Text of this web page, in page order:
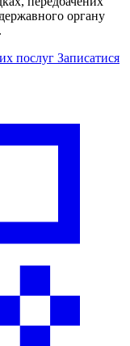
органу
послуг Записатися